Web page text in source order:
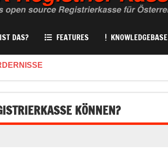
DAS? FEATURES KNOWLEDGEBASE
KÖNNEN?